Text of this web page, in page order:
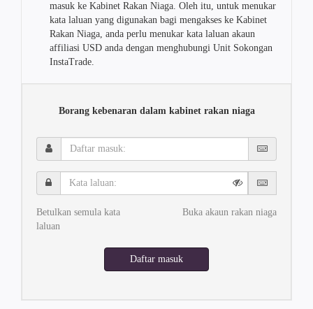
masuk ke Kabinet Rakan Niaga. Oleh itu, untuk menukar
kata laluan yang digunakan bagi mengakses ke Kabinet
Rakan Niaga, anda perlu menukar kata laluan akaun
affiliasi USD anda dengan menghubungi Unit Sokongan
InstaTrade.
Borang kebenaran dalam kabinet rakan niaga
Daftar
masuk:
Kata
laluan:
Betulkan semula kata
laluan
Buka akaun rakan niaga
Daftar masuk